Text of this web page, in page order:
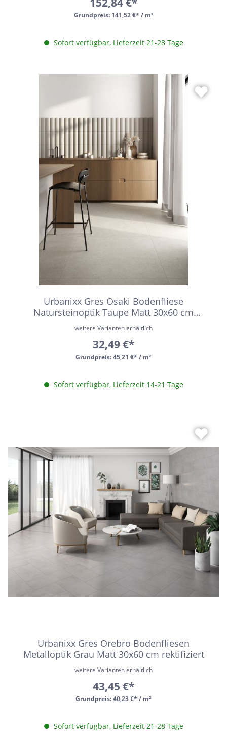
Grundpreis: 141,52 €* / m²
Sofort verfügbar, Lieferzeit 21-28 Tage
Urbanixx Gres Osaki Bodenfliese
Natursteinoptik Taupe Matt 30x60 cm
rektifiziert R10
Grundpreis:45,21 €* / m²
weitere Varianten erhältlich
32,49 €*
Sofort verfügbar, Lieferzeit 14-21 Tage
Urbanixx Gres Orebro Bodenfliesen
Metalloptik Grau Matt 30x60 cm rektifiziert
Grundpreis:40,23 €* / m²
weitere Varianten erhältlich
43,45 €*
Sofort verfügbar, Lieferzeit 21-28 Tage